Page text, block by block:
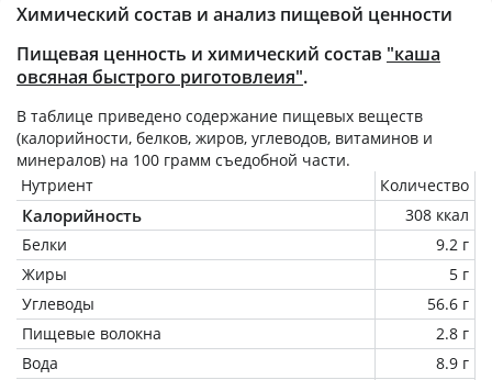
Химический состав и анализ пищевой ценности
Пищевая ценность и химический состав "каша
овсяная быстрого риготовлеия".
В таблице приведено содержание пищевых веществ
(калорийности, белков, жиров, углеводов, витаминов и
минералов) на 100 грамм съедобной части.
Нутриент
Количество
Калорийность
308 ккал
Белки
9.2 г
Жиры
5 г
Углеводы
56.6 г
Пищевые волокна
2.8 г
Вода
8.9 г